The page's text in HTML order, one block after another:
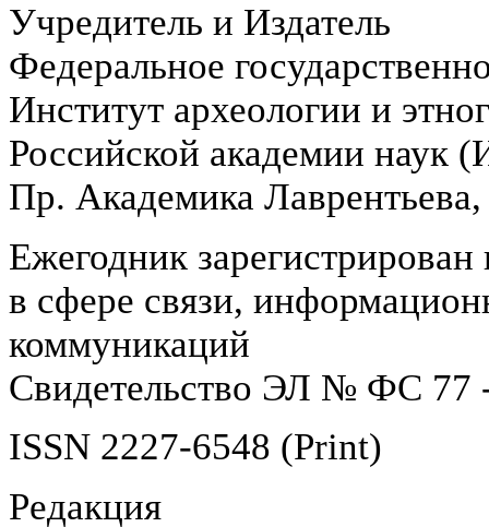
Учредитель и Издатель
Федеральное
Институт археологии и
Российской академии
Пр. Академика
Ежегодник
в сфере связи,
коммуникаций
Свидетельство ЭЛ № ФС 77
ISSN 2227-6548 (Print)
Редакция